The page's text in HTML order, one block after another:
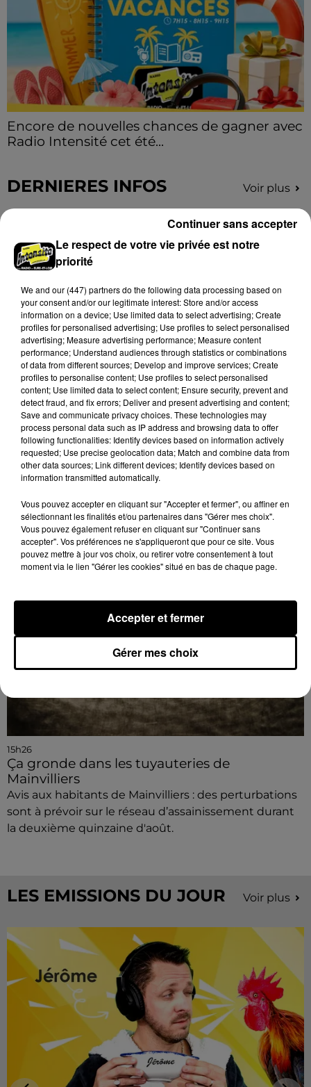
Encore de nouvelles chances de gagner avec
Radio Intensité cet été...
DERNIERES INFOS Voir plus
18h30
Gasville-Oisème prépare son marché de Noël
Artisans et créateurs locaux peuvent se faire
connaître auprès de la municipalité.
15h26
Ça gronde dans les tuyauteries de
Mainvilliers
Avis aux habitants de Mainvilliers : des perturbations
sont à prévoir sur le réseau d’assainissement durant
la deuxième quinzaine d'août.
LES EMISSIONS DU JOUR Voir plus
Le respect de votre vie privée est notre
priorité
We and our (447) partnersdo the following data processing based on
your consent and/or our legitimate interest: Store and/or access
information on a device; Use limited data to select advertising; Create
profiles for personalised advertising; Use profiles to select personalised
advertising; Measure advertising performance; Measure content
performance; Understand audiences through statistics or combinations
of data from different sources; Develop and improve services; Create
profiles to personalise content; Use profiles to select personalised
content; Use limited data to select content; Ensure security, prevent and
detect fraud, and fix errors; Deliver and present advertising and content;
Save and communicate privacy choices. These technologies may
process personal data such as IP address and browsing data to offer
following functionalities: Identify devices based on information actively
requested; Use precise geolocation data; Match and combine data from
other data sources; Link different devices; Identify devices based on
information transmitted automatically.
Vous pouvez accepter en cliquant sur "Accepter et fermer", ou affiner en
sélectionnant les finalités et/ou partenaires dans "Gérer mes choix".
Vous pouvez également refuser en cliquant sur "Continuer sans
accepter". Vos préférences ne s'appliqueront que pour ce site. Vous
pouvez mettre à jour vos choix, ou retirer votre consentement à tout
moment via le lien "Gérer les cookies" situé en bas de chaque page.
Gérer mes choix
Accepter et fermer
Continuer sans accepter